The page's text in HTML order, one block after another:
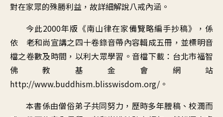
對在家眾的殊勝利益，故詳細解說八戒內涵。
今此2000年版《南山律在家備覽略編手抄稿》，係
依 老和尚宣講之四十卷錄音帶內容輯成五冊，並標明音
檔之卷數及時間，以利大眾學習。音檔下載：台北市福智
佛教基金會網站
http://www.buddhism.blisswisdom.org/。
本書係由僧俗弟子共同努力，歷時多年謄稿、校潤而